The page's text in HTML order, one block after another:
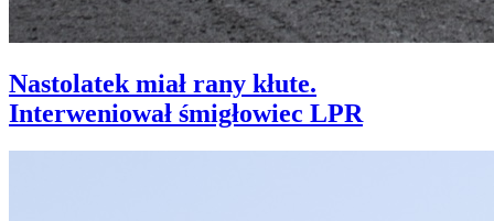
Nastolatek miał rany kłute.
Interweniował śmigłowiec LPR